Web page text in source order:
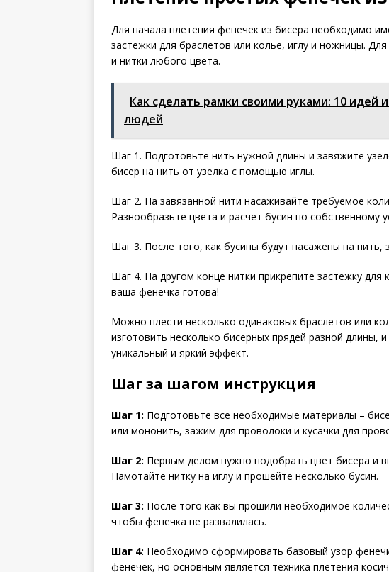
Для начала плетения фенечек из бисера необходимо
застежки для браслетов или колье, иглу и ножницы.
и нитки любого цвета.
Как сделать рамки своими руками: 10 идей
людей
Шаг 1. Подготовьте нить нужной длины и завяжите
бисер на нить от узелка с помощью иглы.
Шаг 2. На завязанной нити насаживайте требуемое
Разнообразьте цвета и расчет бусин по собственному
Шаг 3. После того, как бусины будут насажены на нить,
Шаг 4. На другом конце нитки прикрепите застежку
ваша фенечка готова!
Можно плести несколько одинаковых браслетов или
изготовить несколько бисерных прядей разной длины,
уникальный и яркий эффект.
Шаг за шагом инструкция
Шаг 1: Подготовьте все необходимые материалы –
или мононить, зажим для проволоки и кусачки для
Шаг 2: Первым делом нужно подобрать цвет бисера и
Намотайте нитку на иглу и прошейте несколько бусин.
Шаг 3: После того как вы прошили необходимое
чтобы фенечка не развалилась.
Шаг 4: Необходимо сформировать базовый узор
фенечек, но основным является техника плетения